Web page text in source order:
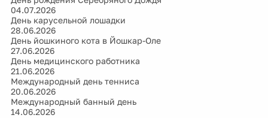
04.07.2026
День карусельной лошадки
28.06.2026
День йошкиного кота в Йошкар-Оле
27.06.2026
День медицинского работника
21.06.2026
Международный день тенниса
20.06.2026
Международный банный день
14.06.2026